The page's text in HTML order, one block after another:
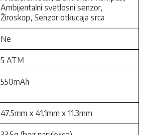
Ambijentalni svetlosni senzor,
Žiroskop, Senzor otkucaja srca
Ne
5 ATM
550mAh
47.5mm x 41.1mm x 11.3mm